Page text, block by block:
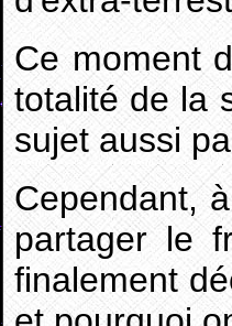
Ce moment
totalité de la
sujet aussi
Cependant,
partager le
finalement